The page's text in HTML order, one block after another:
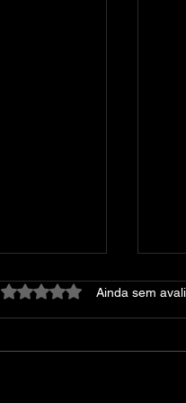
Avaliado com 0 de 5
Ainda sem